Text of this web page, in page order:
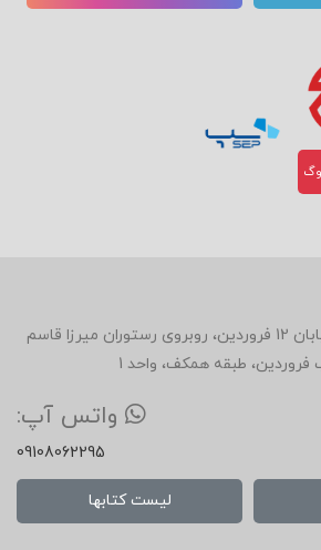
میدان انقلاب، ابتدای خیابان 12 فروردین، روبروی رستوران میرزا قاسم
طبقه همکف، واحد 1
واتس آپ:
09108062295
لیست کتابها